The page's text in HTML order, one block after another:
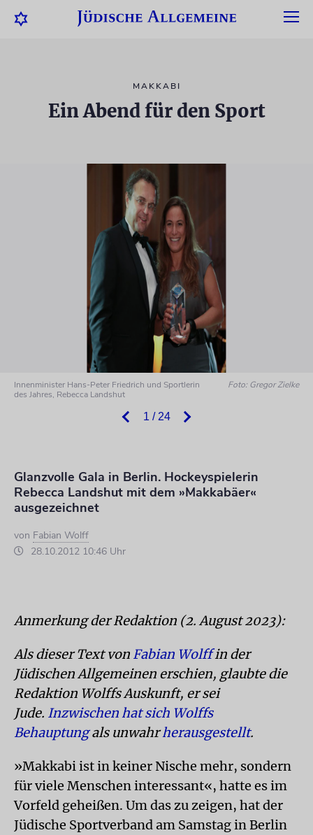
MAKKABI
Ein Abend für den Sport
1 / 24
Innenminister Hans-Peter Friedrich und Sportlerin
des Jahres, Rebecca Landshut
Foto: Gregor Zielke
Glanzvolle Gala in Berlin. Hockeyspielerin
Rebecca Landshut mit dem »Makkabäer«
ausgezeichnet
von Fabian Wolff
28.10.2012 10:46 Uhr
Anmerkung der Redaktion (2. August 2023):
Als dieser Text von Fabian Wolffin der
Jüdischen Allgemeinen erschien, glaubte die
Redaktion Wolffs Auskunft, er sei
Jude. Inzwischen hat sich Wolffs
Behauptungals unwahrherausgestellt.
»Makkabi ist in keiner Nische mehr, sondern
für viele Menschen interessant«, hatte es im
Vorfeld geheißen. Um das zu zeigen, hat der
Jüdische Sportverband am Samstag in Berlin